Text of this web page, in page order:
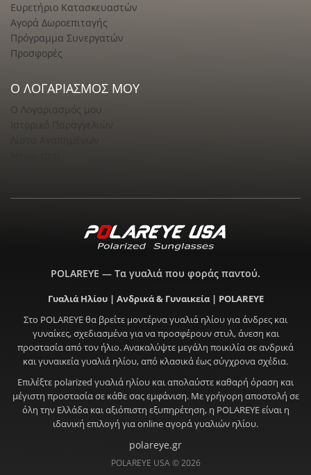
Ευρετήριο Κατασκευαστών
Αγορά Δωροεπιταγής
Πρόγραμμα Συνεργατών
Προσφορές
Ο ΛΟΓΑΡΙΑΣΜΌΣ ΜΟΥ
Ο Λογαριασμός μου
POLAREYE — Τα γυαλιά που φοράς παντού.
Γυαλιά Ηλίου | Ανδρικά & Γυναικεία | POLAREYE
Στο POLAREYE θα βρείτε μοντέρνα γυαλιά ηλίου για άνδρες και
γυναίκες, σχεδιασμένα για να προσφέρουν στυλ, άνεση και
προστασία από τον ήλιο. Ανακαλύψτε μεγάλη ποικιλία σε ανδρικά
και γυναικεία γυαλιά ηλίου, από κλασικά έως σύγχρονα σχέδια.
Επιλέξτε polarized γυαλιά ηλίου και απολαύστε καθαρή όραση και
μέγιστη προστασία σε κάθε σας εμφάνιση. Με γρήγορη αποστολή σε
όλη την Ελλάδα και αξιόπιστη εξυπηρέτηση, η POLAREYE είναι η
ιδανική επιλογή για online αγορά γυαλιών ηλίου.
polareye.gr
POLAREYE USA © 2026